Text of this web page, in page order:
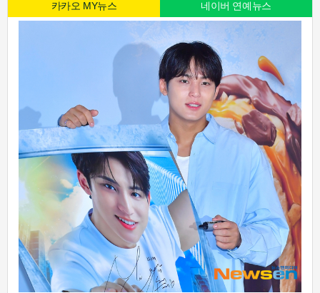
카카오 MY뉴스 네이버 연예뉴스